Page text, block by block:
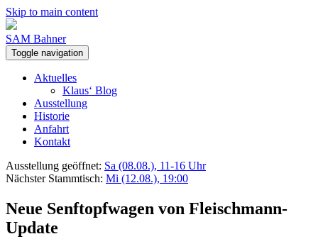
Skip to main content
SAM Bahner
Toggle navigation
Aktuelles
Klaus‘ Blog
Ausstellung
Historie
Anfahrt
Kontakt
Ausstellung geöffnet: Sa (08.08.), 11-16 Uhr
Nächster Stammtisch: Mi (12.08.), 19:00
Neue Senftopfwagen von Fleischmann-
Update